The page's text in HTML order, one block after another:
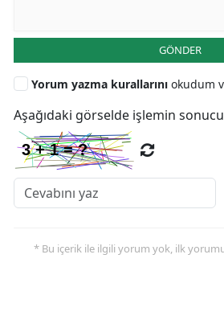
GÖNDER
Yorum yazma kurallarını okudum
Aşağıdaki görselde işlemin
* Bu içerik ile ilgili yorum yok, ilk yorumu